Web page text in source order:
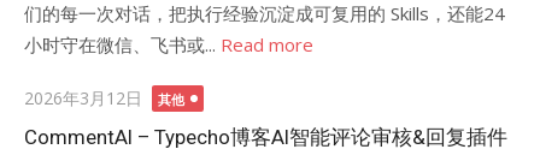
们的每一次对话，把执行经验沉淀成可复用的 Skills，还能24
小时守在微信、飞书或... Read more
Posted
on
2026年3月12日 其他
CommentAI – Typecho博客AI智能评论审核&回复插件